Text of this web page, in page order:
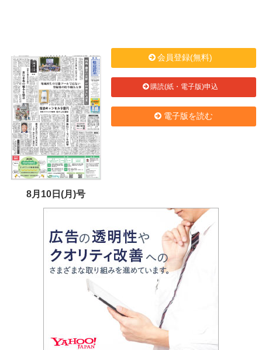
8月10日(月)号
会員登録(無料)
購読(紙・電子版)申込
電子版を読む